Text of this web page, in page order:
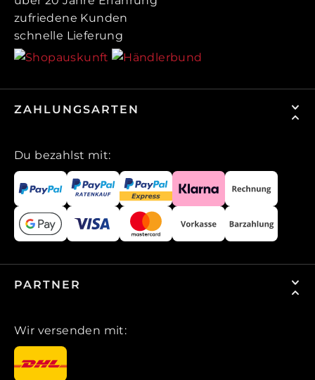
zufriedene Kunden
schnelle Lieferung
ZAHLUNGSARTEN
Du bezahlst mit:
PARTNER
Wir versenden mit: